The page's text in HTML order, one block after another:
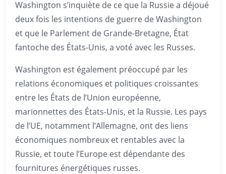
Washington s’inquiète de ce que la Russie a déjoué
deux fois les intentions de guerre de Washington
et que le Parlement de Grande-Bretagne, État
fantoche des États-Unis, a voté avec les Russes.
Washington est également préoccupé par les
relations économiques et politiques croissantes
entre les États de l’Union européenne,
marionnettes des États-Unis, et la Russie. Les pays
de l’UE, notamment l’Allemagne, ont des liens
économiques nombreux et rentables avec la
Russie, et toute l’Europe est dépendante des
fournitures énergétiques russes.